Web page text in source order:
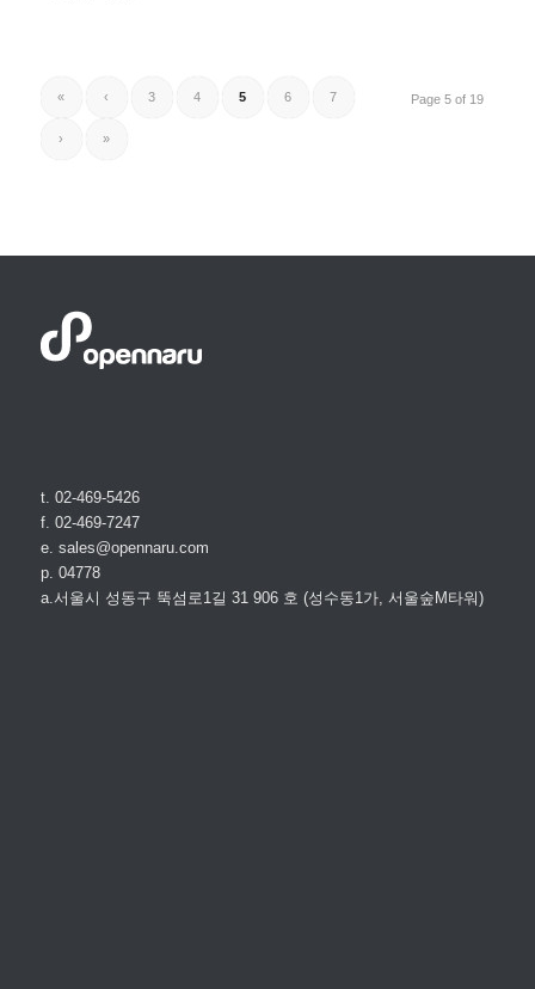
Page 5 of 19
« ‹ 3 4 5 6 7
› »
t. 02-469-5426
f. 02-469-7247
e. sales@opennaru.com
p. 04778
a.서울시 성동구 뚝섬로1길 31 906 호 (성수동1가, 서울숲M타워)